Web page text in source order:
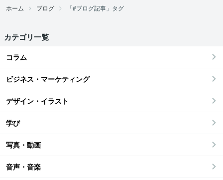
ホーム ブログ 「#ブログ記事」タグ
カテゴリ一覧
コラム
ビジネス・マーケティング
デザイン・イラスト
学び
写真・動画
音声・音楽